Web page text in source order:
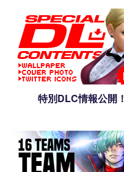
特別DLC情報公開！